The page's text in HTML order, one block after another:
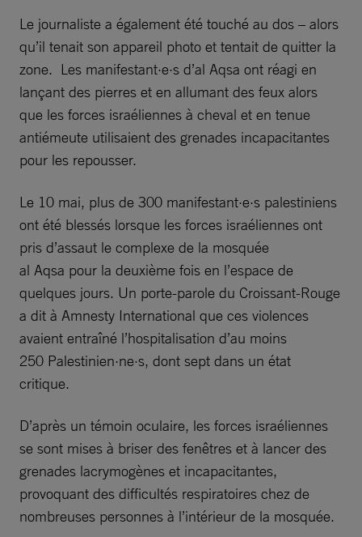
Le journaliste a également été touché au dos – alors
qu’il tenait son appareil photo et tentait de quitter la
zone. Les manifestant·e·s d’al Aqsa ont réagi en
lançant des pierres et en allumant des feux alors
que les forces israéliennes à cheval et en tenue
antiémeute utilisaient des grenades incapacitantes
pour les repousser.
Le 10 mai, plus de 300 manifestant·e·s palestiniens
ont été blessés lorsque les forces israéliennes ont
pris d’assaut le complexe de la mosquée
al Aqsa pour la deuxième fois en l’espace de
quelques jours. Un porte-parole du Croissant-Rouge
a dit à Amnesty International que ces violences
avaient entraîné l’hospitalisation d’au moins
250 Palestinien·ne·s, dont sept dans un état
critique.
D’après un témoin oculaire, les forces israéliennes
se sont mises à briser des fenêtres et à lancer des
grenades lacrymogènes et incapacitantes,
provoquant des difficultés respiratoires chez de
nombreuses personnes à l’intérieur de la mosquée.